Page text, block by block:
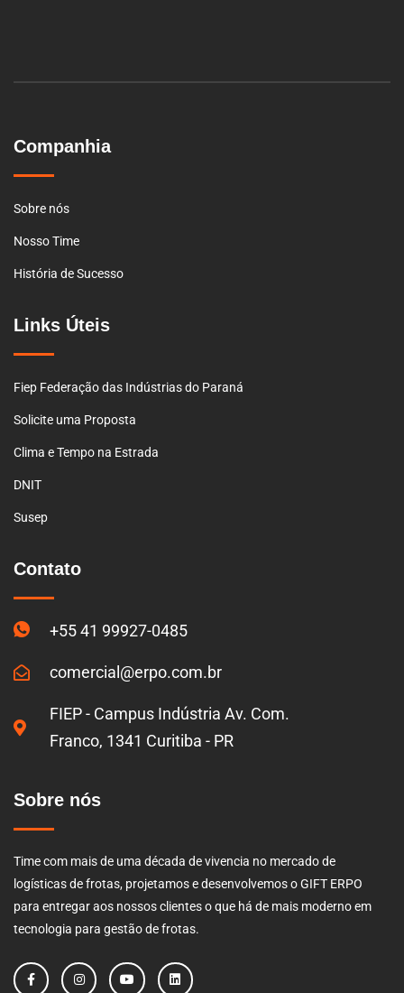
Companhia
Sobre nós
Nosso Time
História de Sucesso
Links Úteis
Fiep Federação das Indústrias do Paraná
Solicite uma Proposta
Clima e Tempo na Estrada
DNIT
Susep
Contato
+55 41 99927-0485
comercial@erpo.com.br
FIEP - Campus Indústria Av. Com.
Franco, 1341 Curitiba - PR
Sobre nós
Time com mais de uma década de vivencia no mercado de
logísticas de frotas, projetamos e desenvolvemos o GIFT ERPO
para entregar aos nossos clientes o que há de mais moderno em
tecnologia para gestão de frotas.